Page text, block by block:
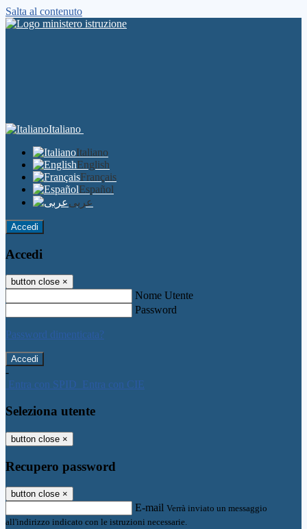
Salta al contenuto
Italiano
Italiano
English
Français
Español
عربى
Accedi
Accedi
button close ×
Nome Utente
Password
Password dimenticata?
-
Entra con SPID Entra con CIE
Seleziona utente
button close ×
Recupero password
button close ×
E-mail Verrà inviato un messaggio
all'indirizzo indicato con le istruzioni necessarie.